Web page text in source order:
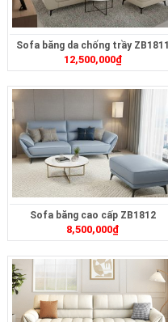
Sofa băng da chống trầy ZB1811
12,500,000₫
Sofa băng cao cấp ZB1812
8,500,000₫